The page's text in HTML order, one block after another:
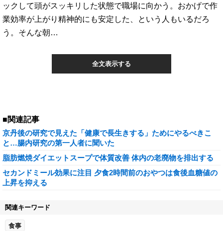
ックして頭がスッキリした状態で職場に向かう。おかげで作
業効率が上がり精神的にも安定した、という人もいるだろ
う。そんな朝…
全文表示する
■関連記事
京丹後の研究で見えた「健康で長生きする」ためにやるべきこ
と…腸内研究の第一人者に聞いた
脂肪燃焼ダイエットスープで体質改善 体内の老廃物を排出する
セカンドミール効果に注目 夕食2時間前のおやつは食後血糖値の
上昇を抑える
関連キーワード
食事